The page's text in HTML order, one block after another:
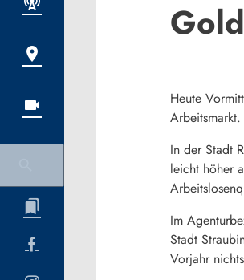
Heute
In der Stadt
leicht höher
Im
Stadt
Vorjahr